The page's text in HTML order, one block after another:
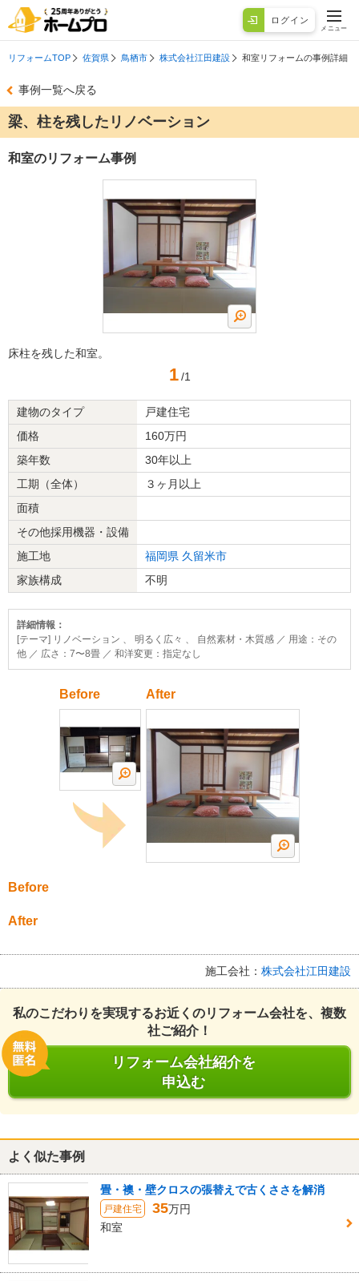
ログイン
メニュー
リフォームTOP 佐賀県 鳥栖市 株式会社江田建設 和室リフォームの事例詳細
事例一覧へ戻る
梁、柱を残したリノベーション
和室のリフォーム事例
床柱を残した和室。
1 /1
建物のタイプ
戸建住宅
価格
160万円
築年数
30年以上
工期（全体）
３ヶ月以上
面積
その他採用機器・設備
施工地
福岡県 久留米市
家族構成
不明
詳細情報：
[テーマ] リノベーション 、 明るく広々 、 自然素材・木質感 ／ 用途：その
他 ／ 広さ：7〜8畳 ／ 和洋変更：指定なし
Before After
Before
After
施工会社： 株式会社江田建設
私のこだわりを実現するお近くのリフォーム会社を、複数
社ご紹介！
リフォーム会社紹介を
申込む
よく似た事例
畳・襖・壁クロスの張替えで古くささを解消
戸建住宅 35万円
和室